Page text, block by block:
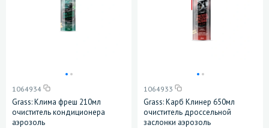
1064934
Grass: Клима фреш 210мл
очиститель кондиционера
аэрозоль
1064933
Grass: Карб Клинер 650мл
очиститель дроссельной
заслонки аэрозоль